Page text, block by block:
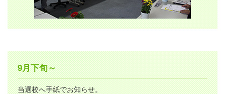
9月下旬～
当選校へ手紙でお知らせ。